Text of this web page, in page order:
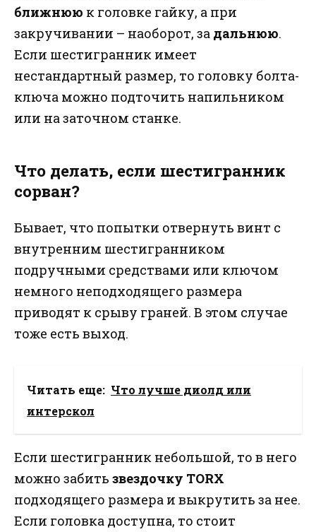
ближнюю к головке гайку, а при
закручивании – наоборот, за дальнюю.
Если шестигранник имеет
нестандартный размер, то головку болта-
ключа можно подточить напильником
или на заточном станке.
Что делать, если шестигранник
сорван?
Бывает, что попытки отвернуть винт с
внутренним шестигранником
подручными средствами или ключом
немного неподходящего размера
приводят к срыву граней. В этом случае
тоже есть выход.
Читать еще: Что лучше диолд или
интерскол
Если шестигранник небольшой, то в него
можно забить звездочку TORX
подходящего размера и выкрутить за нее.
Если головка доступна, то стоит